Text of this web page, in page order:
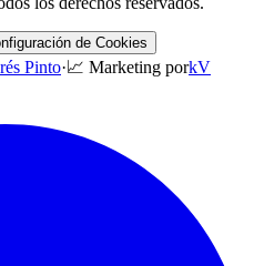
de Cookies
Pinto·📈 Marketing porkV